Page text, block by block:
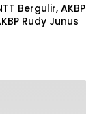
Bergulir, AKBP
Rudy Junus